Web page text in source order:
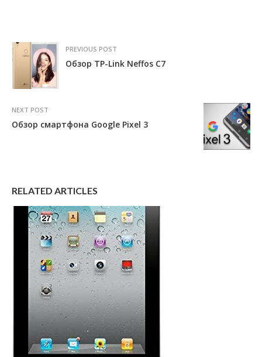
PREVIOUS POST
Обзор TP-Link Neffos C7
NEXT POST
Обзор смартфона Google Pixel 3
RELATED ARTICLES